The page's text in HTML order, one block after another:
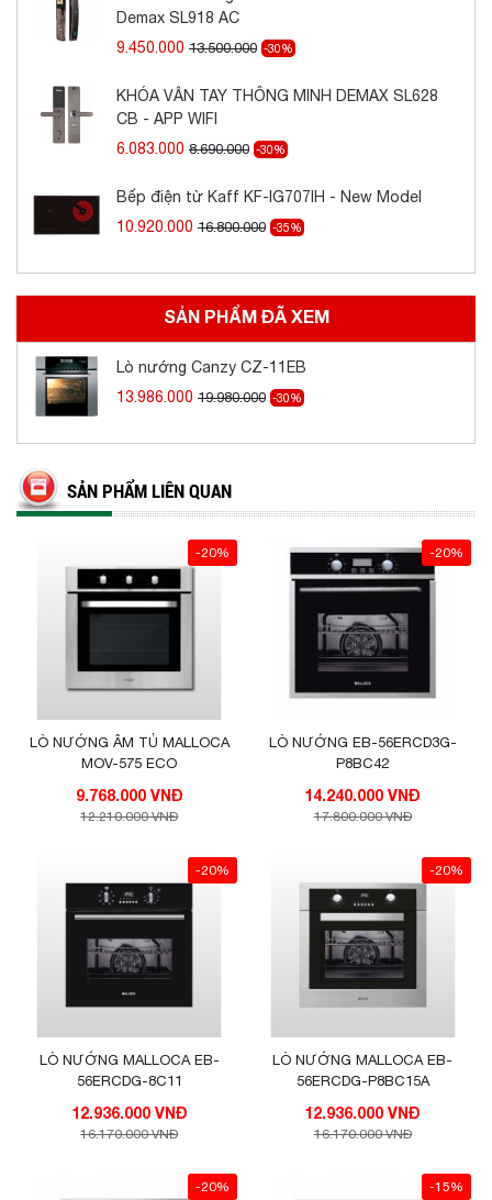
Điện áp
Kích thước
595x590x572mm
Kích thước âm tủ
560x583x550mm
Demax SL918 AC
9.450.000 13.500.000 -30%
KHÓA VÂN TAY THÔNG MINH DEMAX SL628
CB - APP WIFI
6.083.000 8.690.000 -30%
Bếp điện từ Kaff KF-IG707IH - New Model
10.920.000 16.800.000 -35%
SẢN PHẨM ĐÃ XEM
Lò nướng Canzy CZ-11EB
13.986.000 19.980.000 -30%
SẢN PHẨM LIÊN QUAN
-20%
LÒ NƯỚNG ÂM TỦ MALLOCA
MOV-575 ECO
9.768.000 VNĐ
12.210.000 VNĐ
-20%
LÒ NƯỚNG EB-56ERCD3G-
P8BC42
14.240.000 VNĐ
17.800.000 VNĐ
-20%
LÒ NƯỚNG MALLOCA EB-
56ERCDG-8C11
12.936.000 VNĐ
16.170.000 VNĐ
-20%
LÒ NƯỚNG MALLOCA EB-
56ERCDG-P8BC15A
12.936.000 VNĐ
16.170.000 VNĐ
-20% -15%